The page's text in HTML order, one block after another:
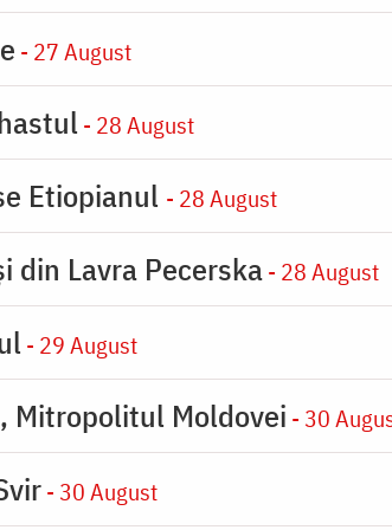
- 27 August
- 28 August
Etiopianul - 28 August
din Lavra Pecerska- 28 August
- 29 August
Mitropolitul Moldovei - 30
- 30 August